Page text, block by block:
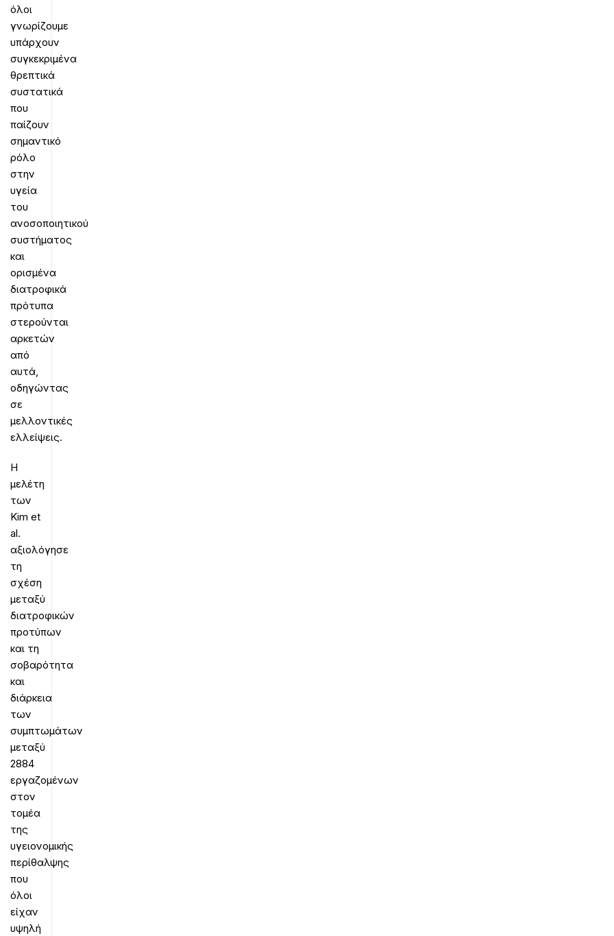
όλοι
γνωρίζουμε
υπάρχουν
συγκεκριμένα
θρεπτικά
συστατικά
που
παίζουν
σημαντικό
ρόλο
στην
υγεία
του
ανοσοποιητικού
συστήματος
και
ορισμένα
διατροφικά
πρότυπα
στερούνται
αρκετών
από
αυτά,
οδηγώντας
σε
μελλοντικές
ελλείψεις.
Η
μελέτη
των
Kim et
al.
αξιολόγησε
τη
σχέση
μεταξύ
διατροφικών
προτύπων
και τη
σοβαρότητα
και
διάρκεια
των
συμπτωμάτων
μεταξύ
2884
εργαζομένων
στον
τομέα
της
υγειονομικής
περίθαλψης
που
όλοι
είχαν
υψηλή